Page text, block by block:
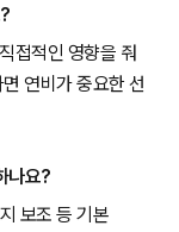
접적인 영향을 줘
연비가 중요한 선
나요?
보조 등 기본